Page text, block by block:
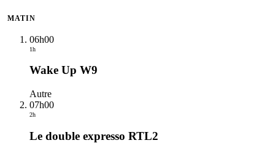
MATIN
06h00
1h
Wake Up W9
Autre
07h00
2h
Le double expresso RTL2